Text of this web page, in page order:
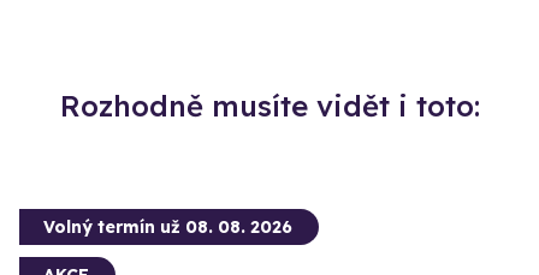
Rozhodně musíte vidět i toto:
Volný termín už 08. 08. 2026